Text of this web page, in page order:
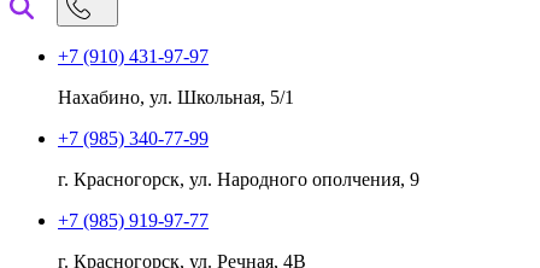
+7 (910) 431-97-97
Нахабино, ул. Школьная, 5/1
+7 (985) 340-77-99
г. Красногорск, ул. Народного ополчения, 9
+7 (985) 919-97-77
г. Красногорск, ул. Речная, 4В